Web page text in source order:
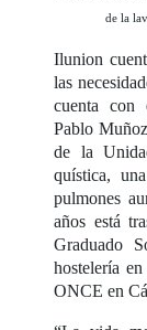
de la
Ilunion
las
cuenta con
Pablo
de la
quística,
pulmones
años está
Graduado
hostelería
ONCE en